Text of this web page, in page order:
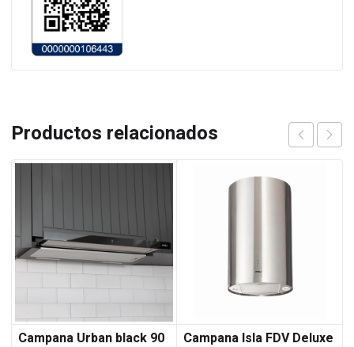
Productos relacionados
Campana Urban black 90 Campana Isla FDV Deluxe